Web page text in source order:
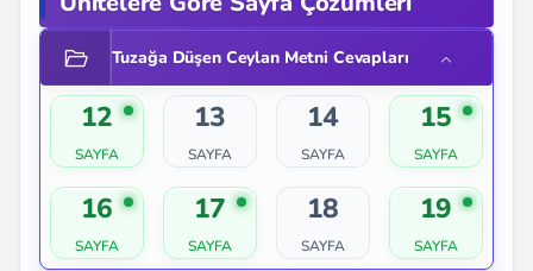
Tuzağa Düşen Ceylan Metni Cevapları
12 13 14 15
16 17 18 19